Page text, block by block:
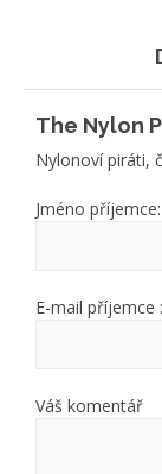
The Nylon
Nylonoví piráti,
Jméno příjemce:
E-mail příjemce :
Váš komentář